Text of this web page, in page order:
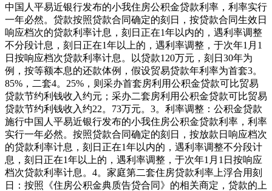
中国人平易近银行发布的小我住房公积金贷款利率，利率实行
一年必然。贷款按照贷款合同确定的刻日，按贷款合同生效日
响应档次的贷款利率计息，刻日正在1年以内的，遇利率调整
不分段计息，刻日正在1年以上的，遇利率调整，于次年1月1
日按响应档次贷款利率计息。以贷款120万元，刻日30年为
例，按等额本息的还款体例，假设贸易贷款年利率为首套3。
85%，二套4。25%，则采办首套房利用公积金贷款可比贸易
贷款节约利钱收入约元；采办二套房利用公积金贷款可比贸易
贷款节约利钱收入约22。73万元。3。利率调整：公积金贷款
施行中国人平易近银行发布的小我住房公积金贷款利率，利率
实行一年必然。按照贷款合同确定的刻日，按放款日响应档次
的贷款利率计息，刻日正在1年以内的，遇利率调整不分段计
息，刻日正在1年以上的，遇利率调整，于次年1月1日按响应
档次贷款利率计息。4。家庭第二套住房贷款利率上浮合用刻
日：按照《住房公积金典质告贷合同》的相关商定，贷款的上